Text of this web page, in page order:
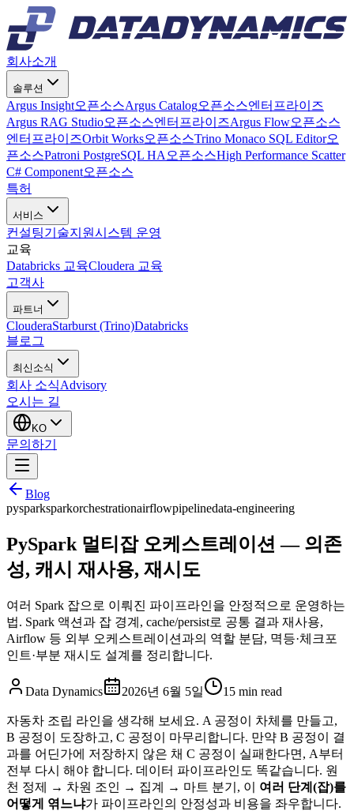
회사소개
솔루션
Argus Insight오픈소스Argus Catalog오픈소스엔터프라이즈
Argus RAG Studio오픈소스엔터프라이즈Argus Flow오픈소스
엔터프라이즈Orbit Works오픈소스Trino Monaco SQL Editor오
픈소스Patroni PostgreSQL HA 오픈소스High Performance Scatter
C# Component오픈소스
특허
서비스
컨설팅기술지원시스템 운영
교육
Databricks 교육Cloudera 교육
고객사
파트너
ClouderaStarburst (Trino)Databricks
블로그
최신소식
회사 소식Advisory
오시는 길
KO
문의하기
Blog
pysparksparkorchestrationairflowpipelinedata-engineering
PySpark 멀티잡 오케스트레이션 — 의존
성, 캐시 재사용, 재시도
여러 Spark 잡으로 이뤄진 파이프라인을 안정적으로 운영하는
법. Spark 액션과 잡 경계, cache/persist로 공통 결과 재사용,
Airflow 등 외부 오케스트레이션과의 역할 분담, 멱등·체크포
인트·부분 재시도 설계를 정리합니다.
Data Dynamics 2026년 6월 5일 15 min read
자동차 조립 라인을 생각해 보세요. A 공정이 차체를 만들고,
B 공정이 도장하고, C 공정이 마무리합니다. 만약 B 공정이 결
과를 어딘가에 저장하지 않은 채 C 공정이 실패한다면, A부터
전부 다시 해야 합니다. 데이터 파이프라인도 똑같습니다. 원
천 정제 → 차원 조인 → 집계 → 마트 분기, 이 여러 단계(잡)를
어떻게 엮느냐가 파이프라인의 안정성과 비용을 좌우합니다.